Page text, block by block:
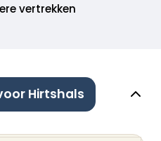
vertrekken
Hirtshals